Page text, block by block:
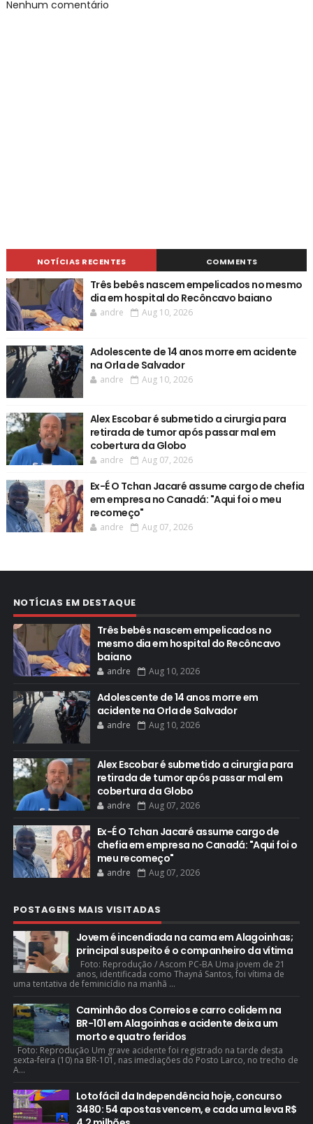
Nenhum comentário
NOTÍCIAS RECENTES COMMENTS
Três bebês nascem empelicados no mesmo
dia em hospital do Recôncavo baiano
andre Aug 10, 2026
Adolescente de 14 anos morre em acidente
na Orla de Salvador
andre Aug 10, 2026
Alex Escobar é submetido a cirurgia para
retirada de tumor após passar mal em
cobertura da Globo
andre Aug 07, 2026
Ex-É O Tchan Jacaré assume cargo de chefia
em empresa no Canadá: "Aqui foi o meu
recomeço"
andre Aug 07, 2026
NOTÍCIAS EM DESTAQUE
Três bebês nascem empelicados no
mesmo dia em hospital do Recôncavo
baiano
andre Aug 10, 2026
Adolescente de 14 anos morre em
acidente na Orla de Salvador
andre Aug 10, 2026
Alex Escobar é submetido a cirurgia para
retirada de tumor após passar mal em
cobertura da Globo
andre Aug 07, 2026
Ex-É O Tchan Jacaré assume cargo de
chefia em empresa no Canadá: "Aqui foi o
meu recomeço"
andre Aug 07, 2026
POSTAGENS MAIS VISITADAS
Jovem é incendiada na cama em Alagoinhas;
principal suspeito é o companheiro da vítima
Foto: Reprodução / Ascom PC-BA Uma jovem de 21
anos, identificada como Thayná Santos, foi vítima de
uma tentativa de feminicídio na manhã ...
Caminhão dos Correios e carro colidem na
BR-101 em Alagoinhas e acidente deixa um
morto e quatro feridos
Foto: Reprodução Um grave acidente foi registrado na tarde desta
sexta-feira (10) na BR-101, nas imediações do Posto Larco, no trecho de
A...
Lotofácil da Independência hoje, concurso
3480: 54 apostas vencem, e cada uma leva R$